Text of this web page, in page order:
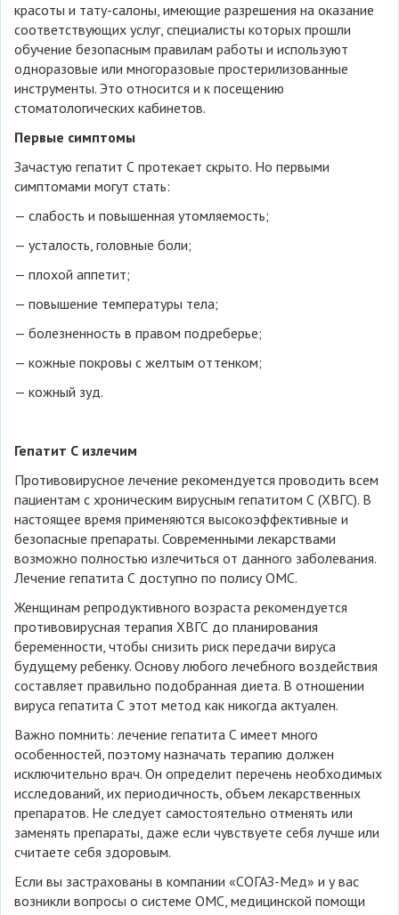
красоты и тату-салоны, имеющие разрешения на оказание
соответствующих услуг, специалисты которых прошли
обучение безопасным правилам работы и используют
одноразовые или многоразовые простерилизованные
инструменты. Это относится и к посещению
стоматологических кабинетов.
Первые симптомы
Зачастую гепатит С протекает скрыто. Но первыми
симптомами могут стать:
— слабость и повышенная утомляемость;
— усталость, головные боли;
— плохой аппетит;
— повышение температуры тела;
— болезненность в правом подреберье;
— кожные покровы с желтым оттенком;
— кожный зуд.
Гепатит С излечим
Противовирусное лечение рекомендуется проводить всем
пациентам с хроническим вирусным гепатитом С (ХВГС). В
настоящее время применяются высокоэффективные и
безопасные препараты. Современными лекарствами
возможно полностью излечиться от данного заболевания.
Лечение гепатита С доступно по полису ОМС.
Женщинам репродуктивного возраста рекомендуется
противовирусная терапия ХВГС до планирования
беременности, чтобы снизить риск передачи вируса
будущему ребенку. Основу любого лечебного воздействия
составляет правильно подобранная диета. В отношении
вируса гепатита С этот метод как никогда актуален.
Важно помнить: лечение гепатита С имеет много
особенностей, поэтому назначать терапию должен
исключительно врач. Он определит перечень необходимых
исследований, их периодичность, объем лекарственных
препаратов. Не следует самостоятельно отменять или
заменять препараты, даже если чувствуете себя лучше или
считаете себя здоровым.
Если вы застрахованы в компании «СОГАЗ-Мед» и у вас
возникли вопросы о системе ОМС, медицинской помощи